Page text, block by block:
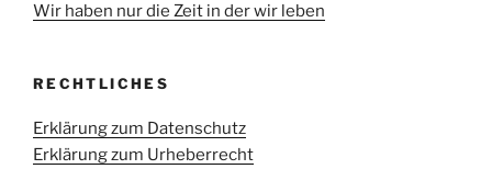
Wir haben nur die Zeit in der wir leben
RECHTLICHES
Erklärung zum Datenschutz
Erklärung zum Urheberrecht